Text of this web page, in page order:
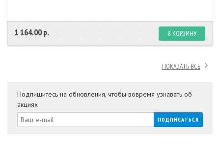
1 164.00 р. В КОРЗИНУ
ПОКАЗАТЬ ВСЕ
Подпишитесь на обновления, чтобы вовремя узнавать об
акциях